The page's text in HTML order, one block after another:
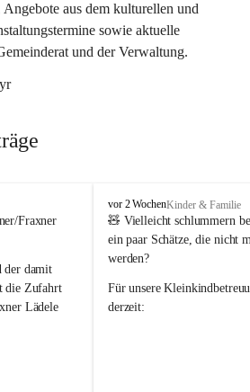
Angebote aus dem kulturellen und
sowie aktuelle
und der Verwaltung.
Fraxner
der damit
die Zufahrt
Lädele
F
r
a
x
r
n
vor 2 WochenKinder & Familie
🧸 Vielleicht schlummern
ein paar Schätze, die nicht
werden?
Für unsere
derzeit: